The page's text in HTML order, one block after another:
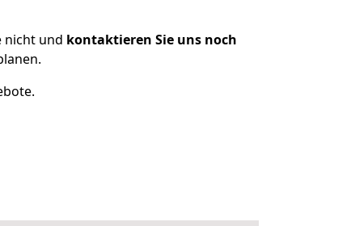
nicht und kontaktieren Sie uns noch